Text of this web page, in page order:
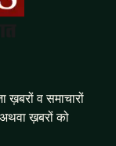
व समाचारों
ख़बरों को